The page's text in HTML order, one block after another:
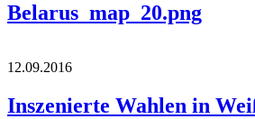
Belarus_map_20.png
12.09.2016
Inszenierte Wahlen in